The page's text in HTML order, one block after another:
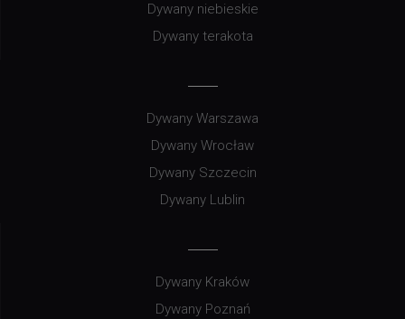
Dywany niebieskie
Dywany terakota
Dywany Warszawa
Dywany Wrocław
Dywany Szczecin
Dywany Lublin
Dywany Kraków
Dywany Poznań